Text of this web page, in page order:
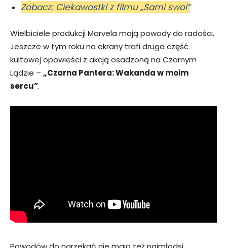
Zobacz: Ciekawostki z filmu „Sami swoi”
Wielbiciele produkcji Marvela mają powody do radości.
Jeszcze w tym roku na ekrany trafi druga część
kultowej opowieści z akcją osadzoną na Czarnym
Lądzie – „Czarna Pantera: Wakanda w moim
sercu”.